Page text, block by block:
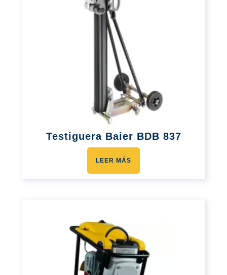
Testiguera Baier BDB 837
LEER MÁS